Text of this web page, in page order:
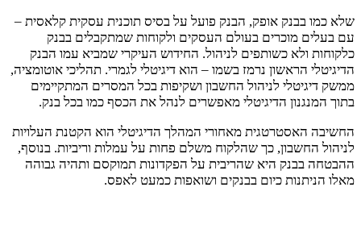
שלא כמו בבנק אופק, הבנק פועל על בסיס תוכנית עסקית קלאסית –
עם בעלים מוכרים בעולם העסקים ולקוחות שמתקבלים בבנק
כלקוחות ולא כשותפים לניהול. החידוש העיקרי שמביא עמו הבנק
הדיגיטלי הראשון נרמז בשמו – הוא דיגיטלי לגמרי. תהליכי אוטומציה,
ממשק דיגיטלי לניהול החשבון ושקיפות בכל המסרים המתקיימים
בתוך המנגנון הדיגיטלי מאפשרים לנהל את הכסף כמו בכל בנק.
החשיבה האסטרטגית מאחורי המהלך הדיגיטלי הוא הקטנת העלויות
לניהול החשבון, כך שהלקוח משלם פחות על עמלות וריביות. בנוסף,
ההבטחה בבנק היא שהריבית על הפקדונות תמוקסם ותהיה גבוהה
מאלו הניתנות כיום בבנקים ושואפות כמעט לאפס.